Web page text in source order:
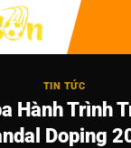
TIN TỨC
Hành Trình
Doping